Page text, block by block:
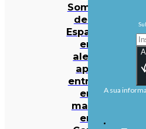
Somália
deixa
Espanha
em
alerta
após
entrada
em
massa
em
A sua